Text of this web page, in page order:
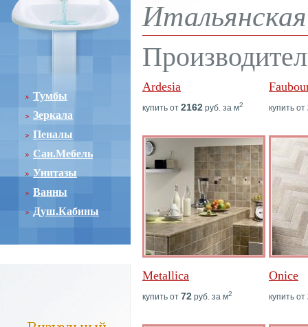
Тумбы
Зеркала
Пеналы
Сан.Мебель
Унитазы
Ванны
Душ.Кабины
Ardesia
купить от 2162 руб. за м2 купить от
Metallica
купить от 72 руб. за м2
Onice
купить от